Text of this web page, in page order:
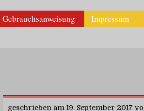
Gebrauchsanweisung Impressum
geschrieben am19. September 2017